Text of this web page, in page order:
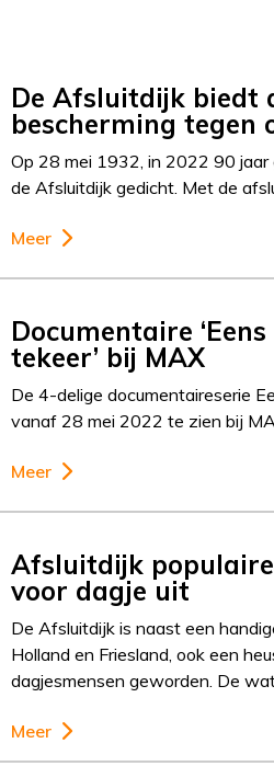
De Afsluitdijk biedt
bescherming tegen
Op 28 mei 1932, in 2022 90
de Afsluitdijk gedicht. Met de
Meer
Documentaire
tekeer’ bij MAX
De 4-delige documentaireserie
vanaf 28 mei 2022 te zien bij
Meer
Afsluitdijk
voor dagje uit
De Afsluitdijk is naast een
Holland en Friesland, ook een
dagjesmensen geworden. De
Meer